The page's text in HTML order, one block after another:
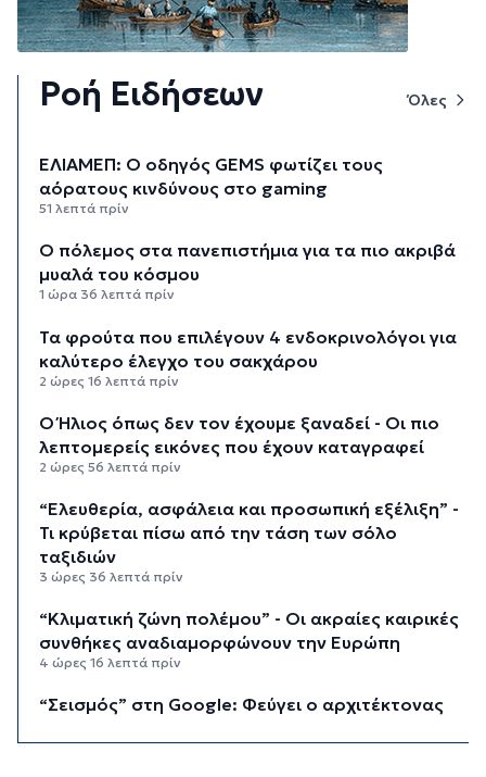
Ροή Ειδήσεων Όλες
ΕΛΙΑΜΕΠ: Ο οδηγός GEMS φωτίζει τους
αόρατους κινδύνους στο gaming
51 λεπτά πρίν
Ο πόλεμος στα πανεπιστήμια για τα πιο ακριβά
μυαλά του κόσμου
1 ώρα 36 λεπτά πρίν
Τα φρούτα που επιλέγουν 4 ενδοκρινολόγοι για
καλύτερο έλεγχο του σακχάρου
2 ώρες 16 λεπτά πρίν
Ο Ήλιος όπως δεν τον έχουμε ξαναδεί - Οι πιο
λεπτομερείς εικόνες που έχουν καταγραφεί
2 ώρες 56 λεπτά πρίν
“Ελευθερία, ασφάλεια και προσωπική εξέλιξη” -
Τι κρύβεται πίσω από την τάση των σόλο
ταξιδιών
3 ώρες 36 λεπτά πρίν
“Κλιματική ζώνη πολέμου” - Οι ακραίες καιρικές
συνθήκες αναδιαμορφώνουν την Ευρώπη
4 ώρες 16 λεπτά πρίν
“Σεισμός” στη Google: Φεύγει ο αρχιτέκτονας
4 ώρες 56 λεπτά πρίν